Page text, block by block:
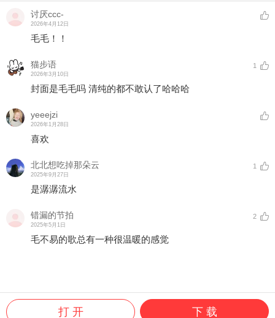
讨厌ccc-
2026年4月12日
毛毛！！
猫步语
2026年3月10日
1
封面是毛毛吗 清纯的都不敢认了哈哈哈
yeeejzi
2026年1月28日
喜欢
北北想吃掉那朵云
2025年9月27日
1
是潺潺流水
错漏的节拍
2025年5月1日
2
毛不易的歌总有一种很温暖的感觉
打 开 下 载